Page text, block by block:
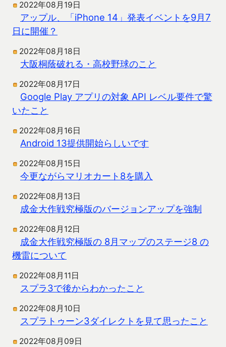
2022年08月19日
アップル、「iPhone 14」発表イベントを9月7
日に開催？
2022年08月18日
大阪桐蔭破れる・高校野球のこと
2022年08月17日
Google Play アプリの対象 API レベル要件で驚
いたこと
2022年08月16日
Android 13提供開始らしいです
2022年08月15日
今更ながらマリオカート8を購入
2022年08月13日
成金大作戦究極版のバージョンアップを強制
2022年08月12日
成金大作戦究極版の 8月マップのステージ8 の
機雷について
2022年08月11日
スプラ3で後からわかったこと
2022年08月10日
スプラトゥーン3ダイレクトを見て思ったこと
2022年08月09日